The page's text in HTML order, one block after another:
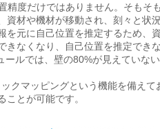
精度だけではありません。そもそ
資材や機材が移動され、刻々と状
を元に自己位置を推定するため、
きなくなり、自己位置を推定でき
ールでは、壁の80%が見えていな
クマッピングという機能を備え
ことが可能です。